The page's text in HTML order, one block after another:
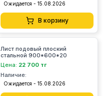
Ожидается - 15.08.2026
В корзину
Лист подовый плоский
стальной 900*600*20
Цена: 22 700 тг
Наличие:
Ожидается - 15.08.2026